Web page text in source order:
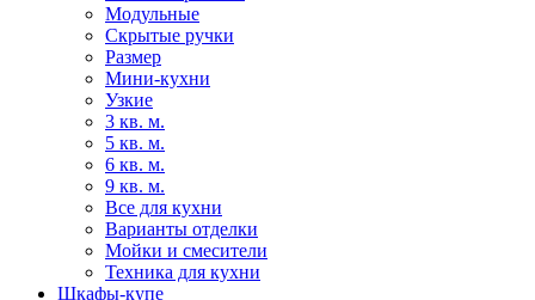
Модульные
Скрытые ручки
Размер
Мини-кухни
Узкие
3 кв. м.
5 кв. м.
6 кв. м.
9 кв. м.
Все для кухни
Варианты отделки
Мойки и смесители
Техника для кухни
Шкафы-купе